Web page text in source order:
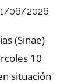
(Sinae)
10
situación
06/2026